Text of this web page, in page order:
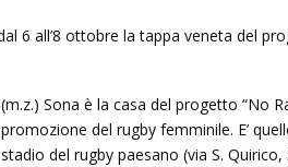
(m.z.) Sona è la casa del progetto “No
promozione del rugby femminile. E’
stadio del rugby paesano (via S.